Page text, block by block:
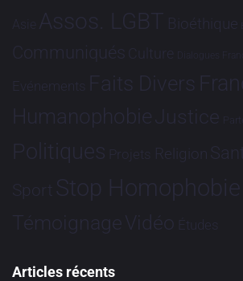
Asie Assos. LGBT Bioéthique
Communiqués Culture Dialogues
Evénements Faits Divers
HumanophobieJustice
Politiques Projets Religion
Sport Stop Homophobie
TémoignageVidéo Études
Articles récents